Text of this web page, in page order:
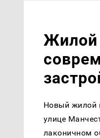
Жилой
Новый жилой
улице
лаконичном